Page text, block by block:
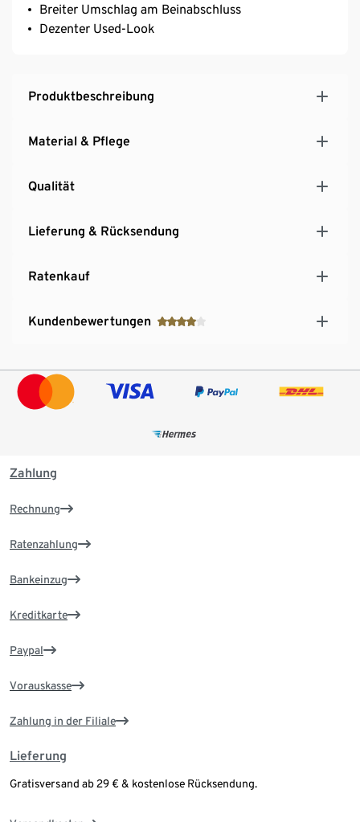
Breiter Umschlag am Beinabschluss
Dezenter Used-Look
Produktbeschreibung
Material & Pflege
Qualität
Lieferung & Rücksendung
Ratenkauf
Kundenbewertungen
Zahlung
Rechnung
Ratenzahlung
Bankeinzug
Kreditkarte
Paypal
Vorauskasse
Zahlung in der Filiale
Lieferung
Gratisversand ab 29 € & kostenlose Rücksendung.